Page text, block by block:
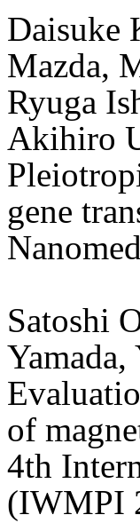
Daisuke
Mazda,
Ryuga
Akihiro
gene
Satoshi
Yamada,
of
4th
(IWMPI